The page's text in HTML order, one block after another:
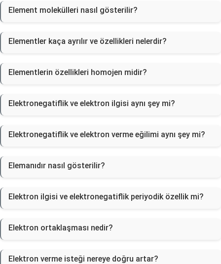
Element molekülleri nasıl gösterilir?
Elementler kaça ayrılır ve özellikleri nelerdir?
Elementlerin özellikleri homojen midir?
Elektronegatiflik ve elektron ilgisi aynı şey mi?
Elektronegatiflik ve elektron verme eğilimi aynı şey mi?
Elemanıdır nasıl gösterilir?
Elektron ilgisi ve elektronegatiflik periyodik özellik mi?
Elektron ortaklaşması nedir?
Elektron verme isteği nereye doğru artar?